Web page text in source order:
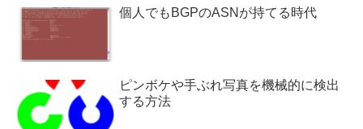
個人でもBGPのASNが持てる時代
ピンボケや手ぶれ写真を機械的に検出
する方法